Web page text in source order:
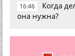
16:46
Когда
она нужна?